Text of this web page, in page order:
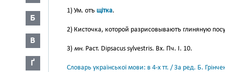
Б
В
Ґ
1) Ум. отъ щітка.
2) Кисточка, которой разрисовываютъ глиняную
3) мн. Раст. Dipsacus sylvestris. Вх. Пч. І. 10.
Словарь української мови: в 4-х тт. / За ред. Б.